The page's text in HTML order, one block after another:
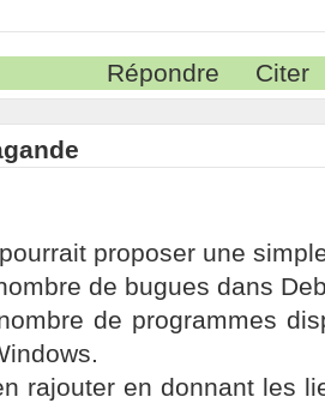
Répondre Citer
proposer une
de bugues dans
de programmes
rajouter en donnant les